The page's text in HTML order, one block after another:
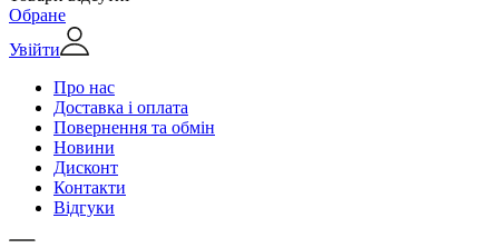
Обране
Увійти
Про нас
Доставка і оплата
Повернення та обмін
Новини
Дисконт
Контакти
Відгуки